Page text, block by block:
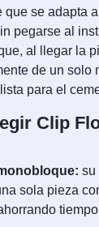
que se adapta
pegarse al
al llegar la
de un solo
para el
Clip
su
sola pieza